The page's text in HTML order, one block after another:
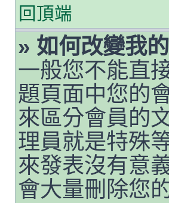
回頂端
» 如何改變我
一般您不能直
題頁面中您的
來區分會員的
理員就是特殊
來發表沒有意
會大量刪除您